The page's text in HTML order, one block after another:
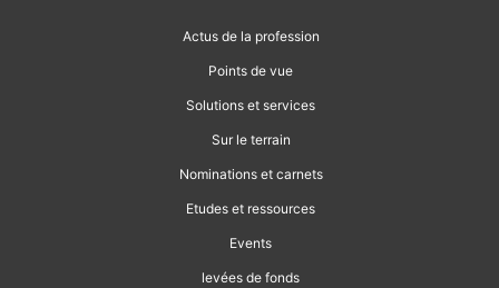
Actus de la profession
Points de vue
Solutions et services
Sur le terrain
Nominations et carnets
Etudes et ressources
Events
levées de fonds